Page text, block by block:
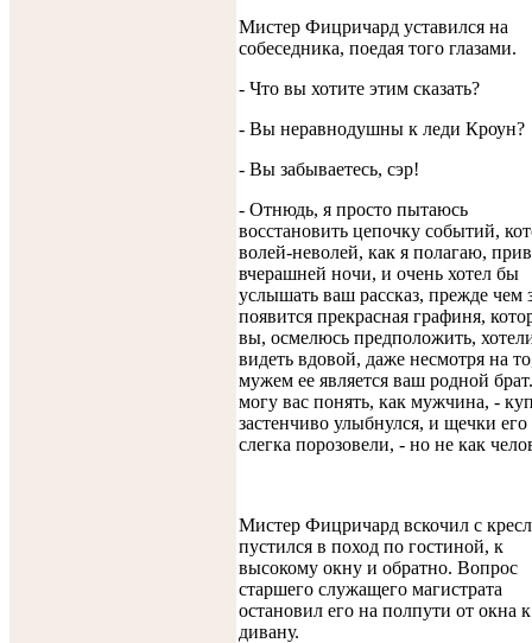
Мистер Фицричард уставился на
собеседника, поедая того глазами.
- Что вы хотите этим сказать?
- Вы неравнодушны к леди Кроун?
- Вы забываетесь, сэр!
- Отнюдь, я просто пытаюсь
восстановить цепочку событий,
волей-неволей, как я полагаю,
вчерашней ночи, и очень хотел бы
услышать ваш рассказ, прежде чем
появится прекрасная графиня,
вы, осмелюсь предположить,
видеть вдовой, даже несмотря на
мужем ее является ваш родной
могу вас понять, как мужчина, -
застенчиво улыбнулся, и щечки его
слегка порозовели, - но не как
Мистер Фицричард вскочил с
пустился в поход по гостиной, к
высокому окну и обратно. Вопрос
старшего служащего магистрата
остановил его на полпути от окна к
дивану.